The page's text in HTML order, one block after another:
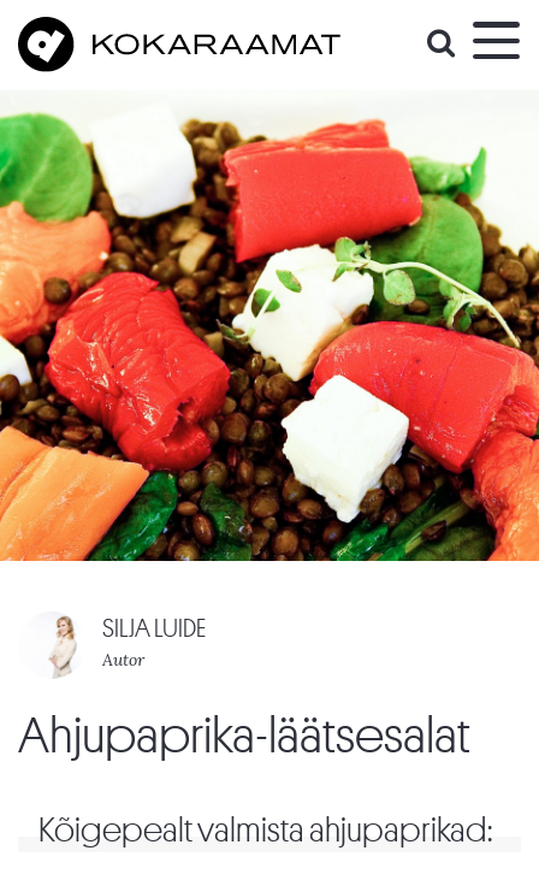
SILJA LUIDE
Autor
Ahjupaprika-läätsesalat
Kõigepealt valmista ahjupaprikad: